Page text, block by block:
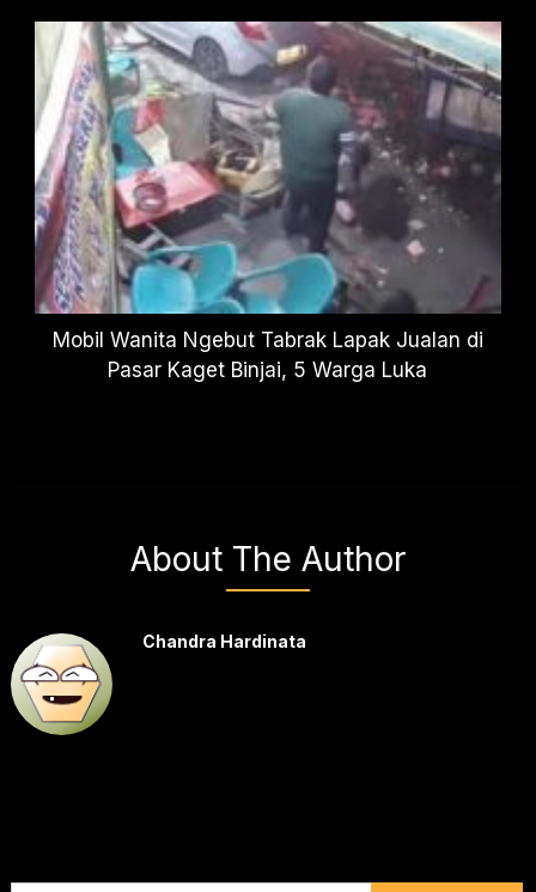
Mobil Wanita Ngebut Tabrak Lapak Jualan di
Pasar Kaget Binjai, 5 Warga Luka
About The Author
Chandra Hardinata